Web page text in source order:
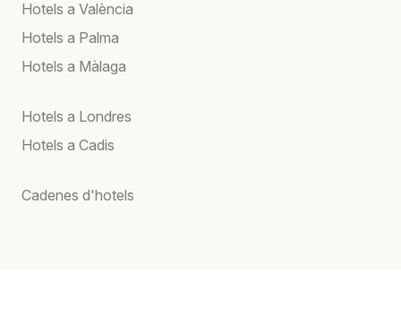
Hotels a València
Hotels a Palma
Hotels a Màlaga
Hotels a Londres
Hotels a Cadis
Cadenes d'hotels